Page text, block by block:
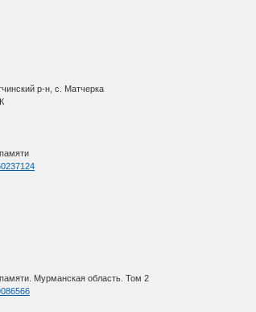
р-н, с. Матчерка
Мурманская область. Том 2